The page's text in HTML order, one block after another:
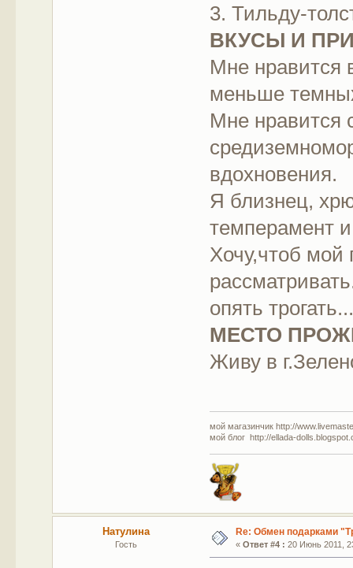
3. Тильду-
ВКУСЫ И
Мне нравится
меньше
Мне нравится
вдохновения.
Я близнец,
темперамент
Хочу,чтоб
опять
МЕСТО
Живу в
мой магазинчик http://
мой блог http://ellada-
Натулина
Гость
Re: Обмен подарками
« Ответ #4 : 20 Июнь 2011,